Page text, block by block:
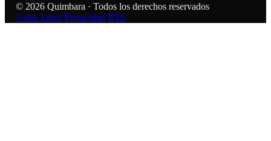
© 2026 Quimbara · Todos los derechos reservados
Aviso Legal Privacidad RSS